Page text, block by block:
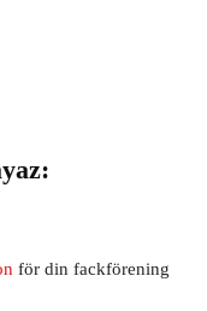
för din fackförening